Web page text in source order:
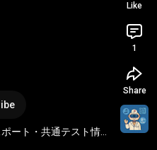
ート・共通テスト情報
Like
1
Share